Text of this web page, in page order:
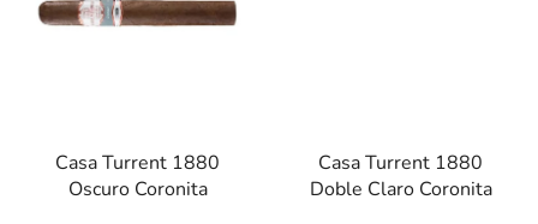
Casa Turrent 1880
Oscuro Coronita
Casa Turrent 1880
Doble Claro Coronita